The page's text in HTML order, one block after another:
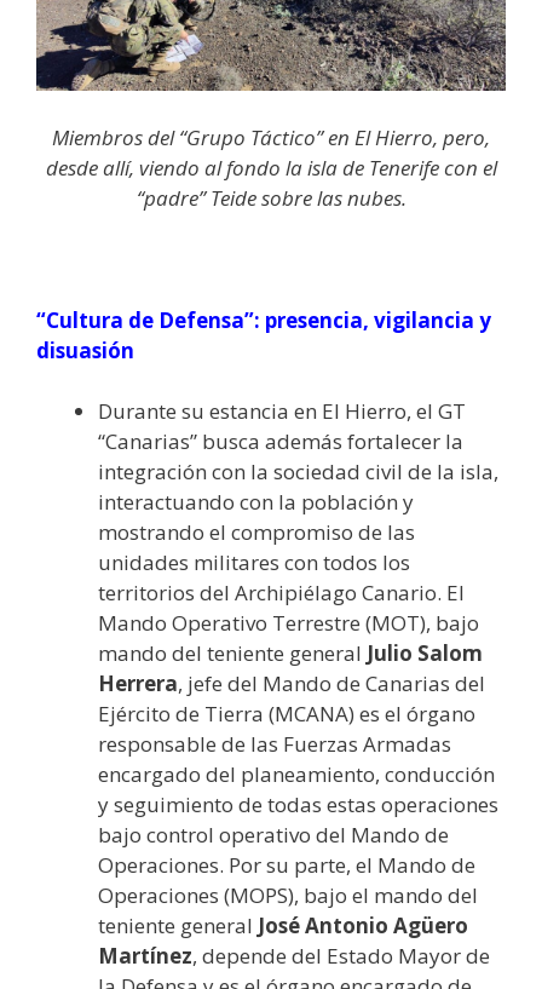
Miembros del “Grupo Táctico” en El Hierro, pero,
desde allí, viendo al fondo la isla de Tenerife con el
“padre” Teide sobre las nubes.
“Cultura de Defensa”: presencia, vigilancia y
disuasión
Durante su estancia en El Hierro, el GT
“Canarias” busca además fortalecer la
integración con la sociedad civil de la isla,
interactuando con la población y
mostrando el compromiso de las
unidades militares con todos los
territorios del Archipiélago Canario. El
Mando Operativo Terrestre (MOT), bajo
mando del teniente general Julio Salom
Herrera, jefe del Mando de Canarias del
Ejército de Tierra (MCANA) es el órgano
responsable de las Fuerzas Armadas
encargado del planeamiento, conducción
y seguimiento de todas estas operaciones
bajo control operativo del Mando de
Operaciones. Por su parte, el Mando de
Operaciones (MOPS), bajo el mando del
teniente general José Antonio Agüero
Martínez, depende del Estado Mayor de